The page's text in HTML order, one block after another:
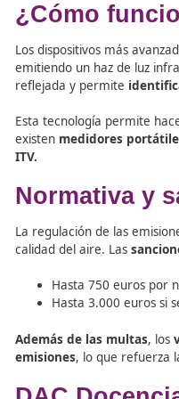
educan es esencial
Radares
Aunque comúnmente
emitidos por los
precisión y sin
¿Cómo
Los dispositivos más
emitiendo un haz de
reflejada y permite
Esta tecnología
existenmedidores
ITV.